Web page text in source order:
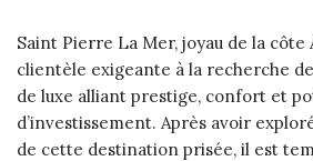
Saint Pierre La Mer, joyau de la
clientèle exigeante à la recherche
de luxe alliant prestige, confort et
d’investissement. Après avoir
de cette destination prisée, il est